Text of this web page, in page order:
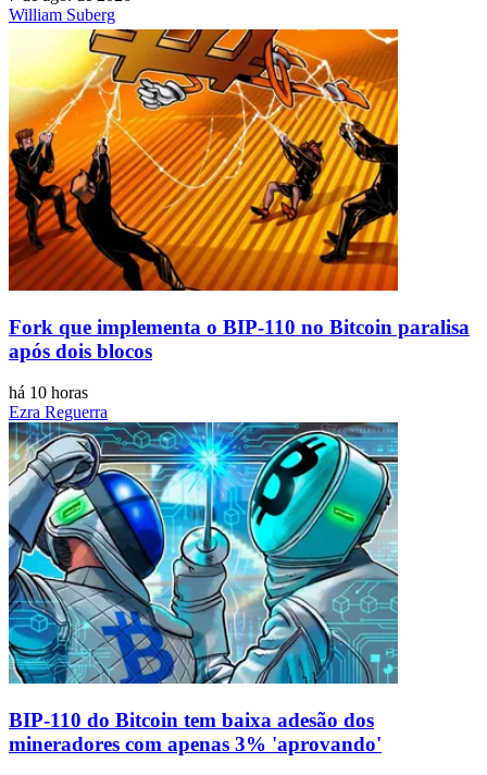
William Suberg
Fork que implementa o BIP-110 no Bitcoin paralisa
após dois blocos
há 10 horas
Ezra Reguerra
BIP-110 do Bitcoin tem baixa adesão dos
mineradores com apenas 3% 'aprovando'